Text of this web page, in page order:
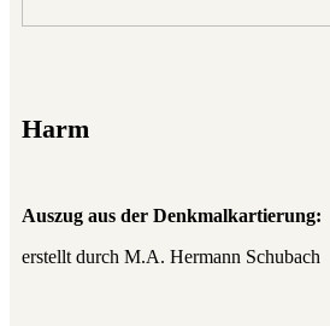
Harm
Auszug aus der Denkmalkartierung:
erstellt durch M.A. Hermann Schubach